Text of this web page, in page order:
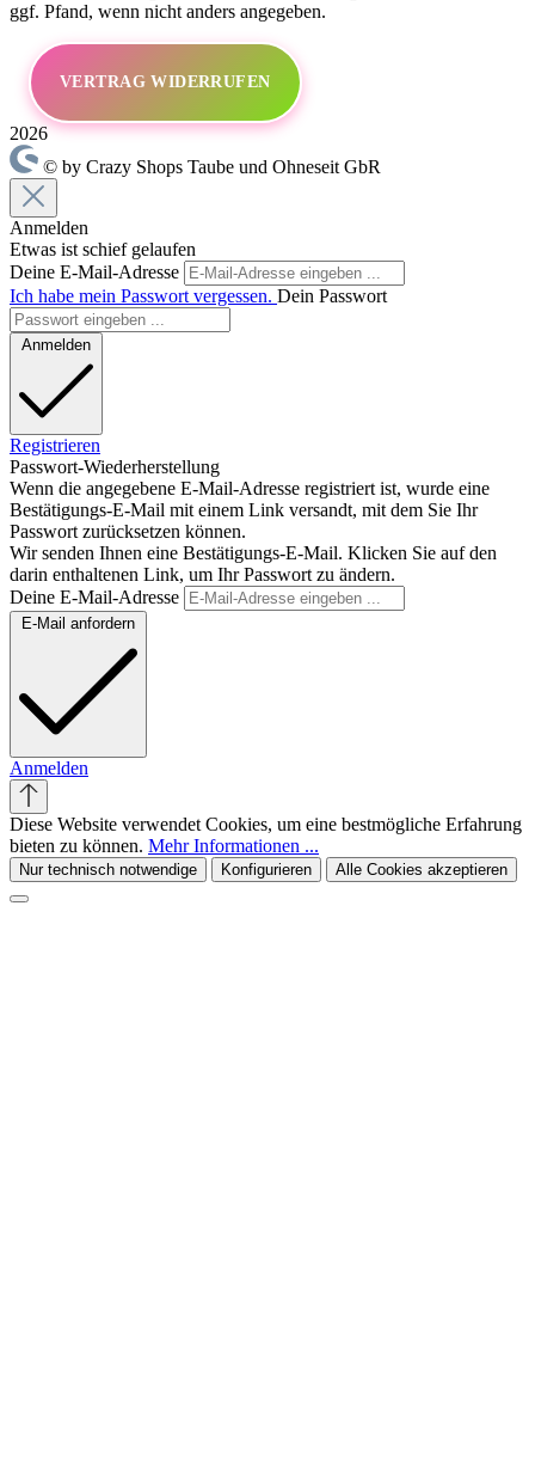
ggf. Pfand, wenn nicht anders angegeben.
VERTRAG WIDERRUFEN
2026
© by Crazy Shops Taube und Ohneseit GbR
Anmelden
Etwas ist schief gelaufen
Deine E-Mail-Adresse
Ich habe mein Passwort vergessen. Dein Passwort
Anmelden
Registrieren
Passwort-Wiederherstellung
Wenn die angegebene E-Mail-Adresse registriert ist, wurde eine
Bestätigungs-E-Mail mit einem Link versandt, mit dem Sie Ihr
Passwort zurücksetzen können.
Wir senden Ihnen eine Bestätigungs-E-Mail. Klicken Sie auf den
darin enthaltenen Link, um Ihr Passwort zu ändern.
Deine E-Mail-Adresse
E-Mail anfordern
Anmelden
Diese Website verwendet Cookies, um eine bestmögliche Erfahrung
bieten zu können. Mehr Informationen ...
Nur technisch notwendige Konfigurieren Alle Cookies akzeptieren